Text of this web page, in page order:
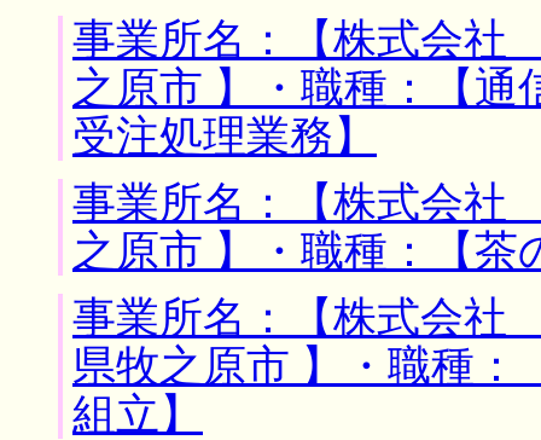
事業所名：【株式会社
之原市 】・職種：【
受注処理業務】
事業所名：【株式会社
之原市 】・職種：【
事業所名：【株式会
県牧之原市 】・職種
組立】